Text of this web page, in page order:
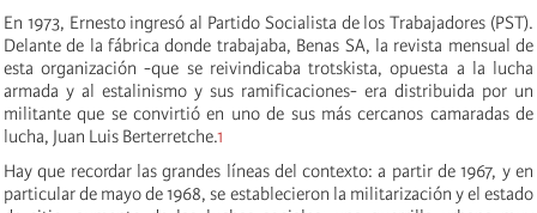
En 1973, Ernesto ingresó al Partido Socialista de los Trabajadores (PST).
Delante de la fábrica donde trabajaba, Benas SA, la revista mensual de
esta organización -que se reivindicaba trotskista, opuesta a la lucha
armada y al estalinismo y sus ramificaciones- era distribuida por un
militante que se convirtió en uno de sus más cercanos camaradas de
lucha, Juan Luis Berterretche.1
Hay que recordar las grandes líneas del contexto: a partir de 1967, y en
particular de mayo de 1968, se establecieron la militarización y el estado